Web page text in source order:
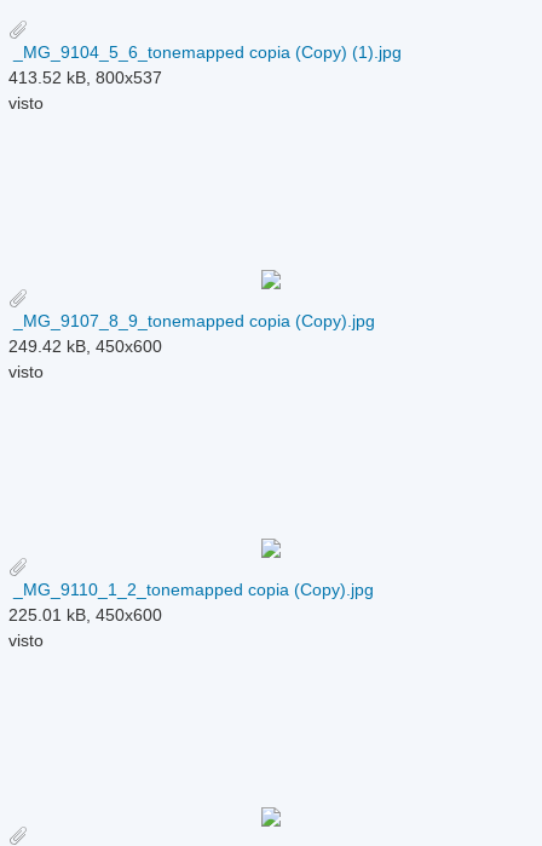
_MG_9104_5_6_tonemapped copia (Copy) (1).jpg
413.52 kB, 800x537
visto
_MG_9107_8_9_tonemapped copia (Copy).jpg
249.42 kB, 450x600
visto
_MG_9110_1_2_tonemapped copia (Copy).jpg
225.01 kB, 450x600
visto